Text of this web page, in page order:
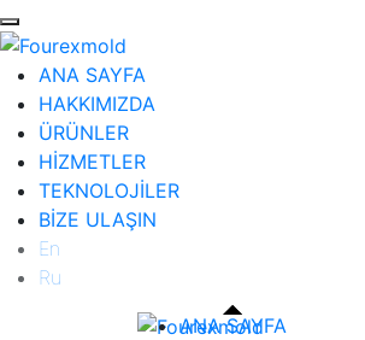
ANA SAYFA
HAKKIMIZDA
ÜRÜNLER
HİZMETLER
TEKNOLOJİLER
BİZE ULAŞIN
En
Ru
ANA SAYFA